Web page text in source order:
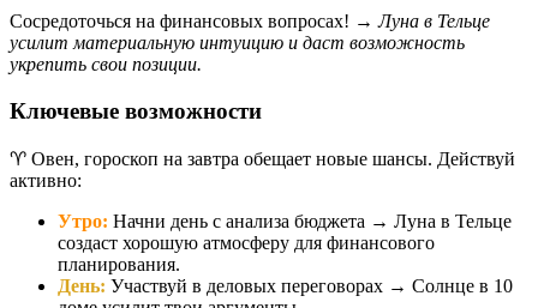
Сосредоточься на финансовых вопросах! →Луна в Тельце
усилит материальную интуицию и даст возможность
укрепить свои позиции.
Ключевые возможности
♈️ Овен, гороскоп на завтра обещает новые шансы. Действуй
активно:
Утро: Начни день с анализа бюджета → Луна в Тельце
создаст хорошую атмосферу для финансового
планирования.
День: Участвуй в деловых переговорах → Солнце в 10